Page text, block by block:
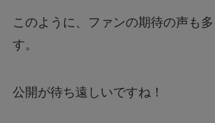
このように、ファンの期待の声も
す。
公開が待ち遠しいですね！